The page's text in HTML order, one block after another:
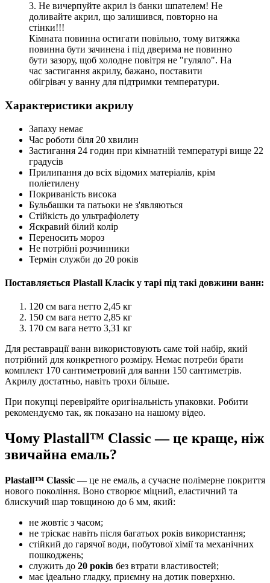
3. Не вичерпуйте акрил із банки шпателем! Не
доливайте акрил, що залишився, повторно на
стінки!!!
Кімната повинна остигати повільно, тому витяжка
повинна бути зачинена і під дверима не повинно
бути зазору, щоб холодне повітря не "гуляло". На
час застигання акрилу, бажано, поставити
обігрівач у ванну для підтримки температури.
Характеристики акрилу
Запаху немає
Час роботи біля 20 хвилин
Застигання 24 годин при кімнатній температурі вище 22
градусів
Прилипання до всіх відомих матеріалів, крім
поліетилену
Покриваність висока
Бульбашки та патьоки не з'являються
Стійкість до ультрафіолету
Яскравий білий колір
Переносить мороз
Не потрібні розчинники
Термін служби до 20 років
Поставляється Plastall Класік у тарі під такі довжини ванн:
120 см вага нетто 2,45 кг
150 см вага нетто 2,85 кг
170 см вага нетто 3,31 кг
Для реставрації ванн використовують саме той набір, який
потрібний для конкретного розміру. Немає потреби брати
комплект 170 сантиметровий для ванни 150 сантиметрів.
Акрилу достатньо, навіть трохи більше.
При покупці перевіряйте оригінальність упаковки. Робити
рекомендуємо так, як показано на нашому відео.
Чому Plastall™ Classic — це краще, ніж
звичайна емаль?
Plastall™ Classic — це не емаль, а сучасне полімерне покриття
нового покоління. Воно створює міцний, еластичний та
блискучий шар товщиною до 6 мм, який:
не жовтіє з часом;
не тріскає навіть після багатьох років використання;
стійкий до гарячої води, побутової хімії та механічних
пошкоджень;
служить до 20 років без втрати властивостей;
має ідеально гладку, приємну на дотик поверхню.